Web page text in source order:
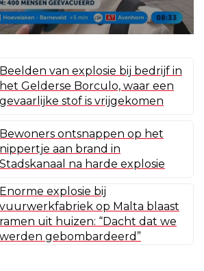
Beelden van explosie bij bedrijf in
het Gelderse Borculo, waar een
gevaarlijke stof is vrijgekomen
Bewoners ontsnappen op het
nippertje aan brand in
Stadskanaal na harde explosie
Enorme explosie bij
vuurwerkfabriek op Malta blaast
ramen uit huizen: “Dacht dat we
werden gebombardeerd”